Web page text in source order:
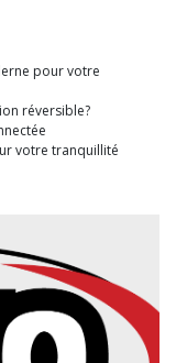
pour votre
réversible?
votre tranquillité